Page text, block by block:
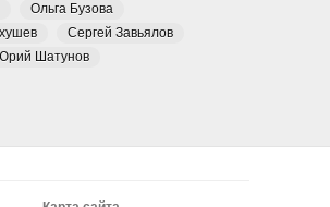
Ольга Бузова
Сергей Завьялов
Шатунов